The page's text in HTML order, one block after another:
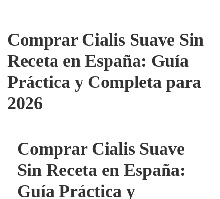
Comprar Cialis Suave Sin
Receta en España: Guía
Práctica y Completa para
2026
Comprar Cialis Suave
Sin Receta en España:
Guía Práctica y